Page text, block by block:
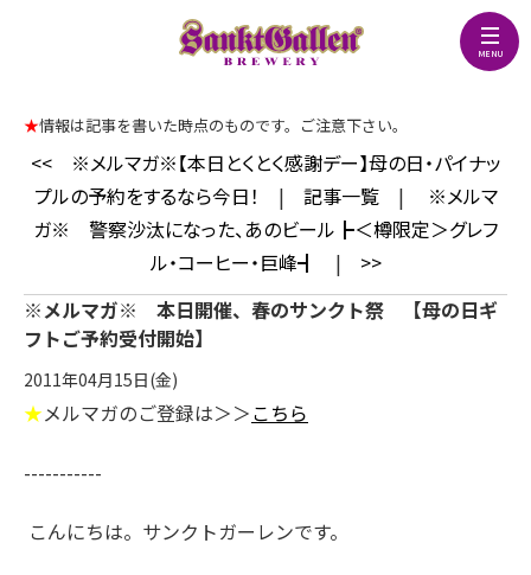
★情報は記事を書いた時点のものです。ご注意下さい。
<<
※メルマガ※【本日とくとく感謝デー】母の日・パイナッ
プルの予約をするなら今日！
| 記事一覧|
※メルマ
ガ※ 警察沙汰になった、あのビール┣＜樽限定＞グレフ
ル・コーヒー・巨峰┫
| >>
※メルマガ※ 本日開催、春のサンクト祭 【母の日ギ
フトご予約受付開始】
2011年04月15日(金)
★メルマガのご登録は＞＞こちら
-----------
こんにちは。サンクトガーレンです。